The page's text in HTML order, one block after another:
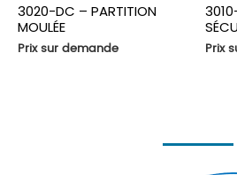
3020-DC – PARTITION
MOULÉE
Prix sur demande Prix